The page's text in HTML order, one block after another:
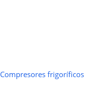
Compresores frigoríficos